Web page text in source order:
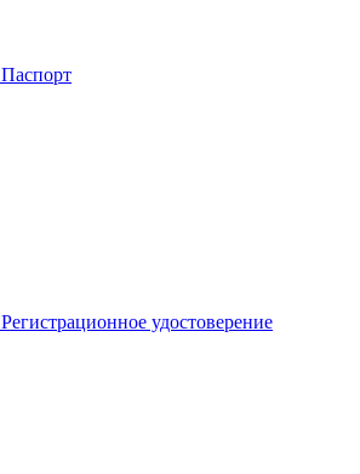
Паспорт
Регистрационное удостоверение